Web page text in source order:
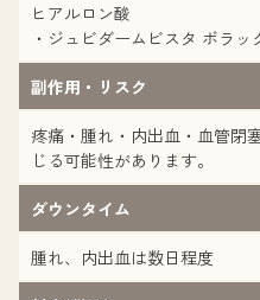
ヒアルロン酸
・ジュビダームビスタ ボラ
副作用・リスク
疼痛・腫れ・内出血・血管閉
じる可能性があります。
ダウンタイム
腫れ、内出血は数日程度